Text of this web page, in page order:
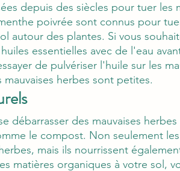
depuis des siècles pour tuer les
poivrée sont connus pour
autour des plantes. Si vous
essentielles avec de l'eau
de pulvériser l'huile sur les
herbes sont petites.
débarrasser des mauvaises
le compost. Non seulement
mais ils nourrissent
matières organiques à votre sol,